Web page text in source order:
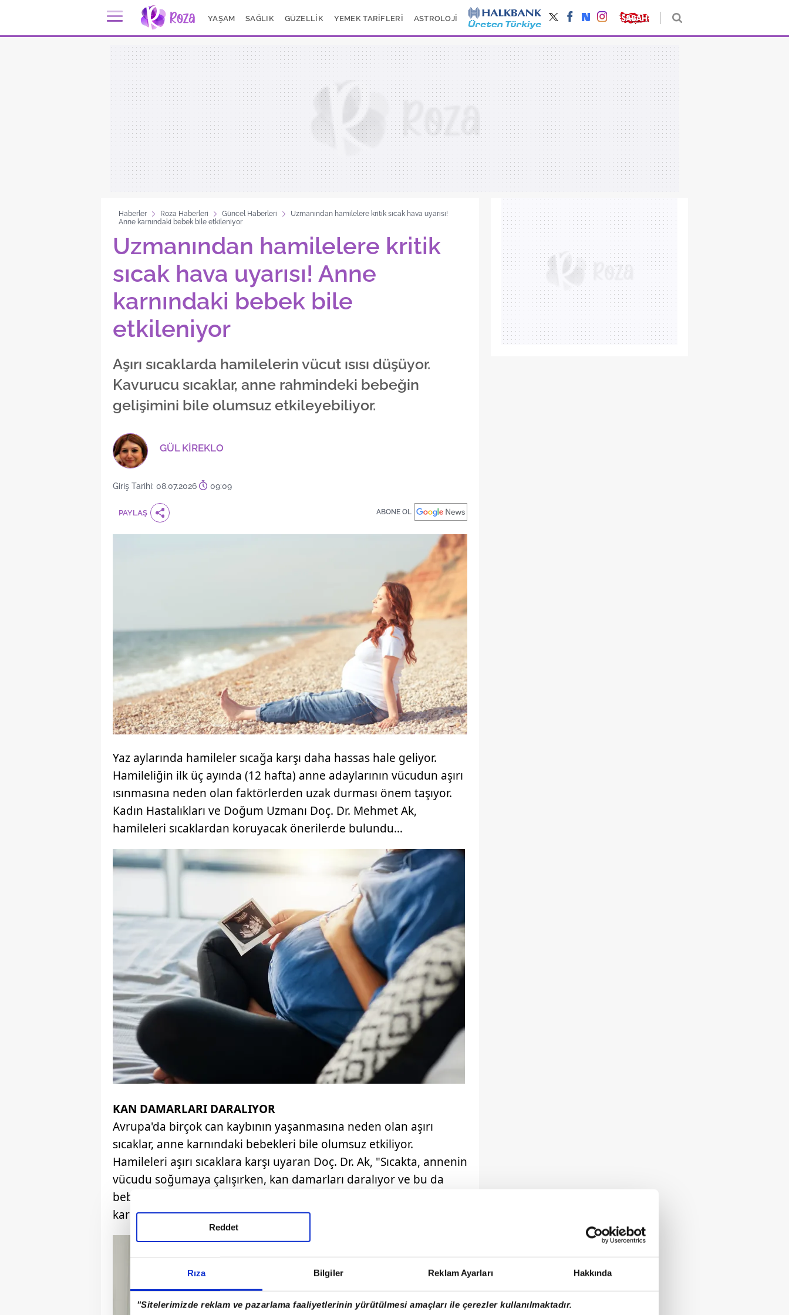
Rıza Bilgiler Reklam Ayarları Hakkında
"Sitelerimizde reklam ve pazarlama faaliyetlerinin yürütülmesi amaçları ile çerezler kullanılmaktadır.
Reddet
YAŞAM SAĞLIK GÜZELLİK YEMEK TARİFLERİ ASTROLOJİ
Haberler Roza Haberleri Güncel Haberleri
Uzmanından hamilelere kritik sıcak hava uyarısı!
Anne karnındaki bebek bile etkileniyor
Uzmanından hamilelere kritik
sıcak hava uyarısı! Anne
karnındaki bebek bile
etkileniyor
Aşırı sıcaklarda hamilelerin vücut ısısı düşüyor.
Kavurucu sıcaklar, anne rahmindeki bebeğin
gelişimini bile olumsuz etkileyebiliyor.
GÜL KİREKLO
Giriş Tarihi: 08.07.2026 09:09
PAYLAŞ ABONE OL
Yaz aylarında hamileler sıcağa karşı daha hassas hale geliyor.
Hamileliğin ilk üç ayında (12 hafta) anne adaylarının vücudun aşırı
ısınmasına neden olan faktörlerden uzak durması önem taşıyor.
Kadın Hastalıkları ve Doğum Uzmanı Doç. Dr. Mehmet Ak,
hamileleri sıcaklardan koruyacak önerilerde bulundu…
KAN DAMARLARI DARALIYOR
Avrupa'da birçok can kaybının yaşanmasına neden olan aşırı
sıcaklar, anne karnındaki bebekleri bile olumsuz etkiliyor.
Hamileleri aşırı sıcaklara karşı uyaran Doç. Dr. Ak, "Sıcakta, annenin
vücudu soğumaya çalışırken, kan damarları daralıyor ve bu da
bebeğe giden kan ve besin miktarını azaltıyor. Sıcak çarpması anne
karnındaki bebeği bile etkiliyor" dedi.